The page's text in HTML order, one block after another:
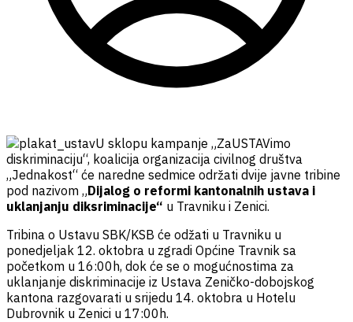
U sklopu kampanje „ZaUSTAVimo
diskriminaciju“, koalicija organizacija civilnog društva
„Jednakost“ će naredne sedmice održati dvije javne tribine
pod nazivom „Dijalog o reformi kantonalnih ustava i
uklanjanju diksriminacije“ u Travniku i Zenici.
Tribina o Ustavu SBK/KSB će odžati u Travniku u
ponedjeljak 12. oktobra u zgradi Općine Travnik sa
početkom u 16:00h, dok će se o mogućnostima za
uklanjanje diskriminacije iz Ustava Zeničko-dobojskog
kantona razgovarati u srijedu 14. oktobra u Hotelu
Dubrovnik u Zenici u 17:00h.